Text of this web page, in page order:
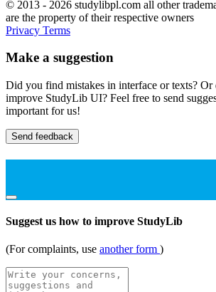
© 2013 - 2026 studylibpl.com all other
are the property of their respective owners
Privacy Terms
Make a suggestion
Did you find mistakes in interface or texts?
improve StudyLib UI? Feel free to send
important for us!
Send feedback
Suggest us how to improve StudyLib
(For complaints, use another form )